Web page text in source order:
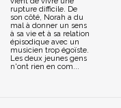
rupture difficile. De
son côté, Norah a du
mal à donner un sens
à sa vie et à sa relation
épisodique avec un
musicien trop égoïste.
Les deux jeunes gens
n'ont rien en com...